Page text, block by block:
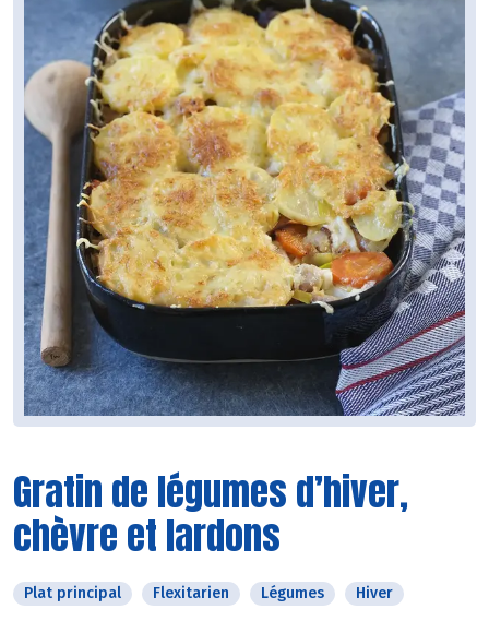
Gratin de légumes d’hiver,
chèvre et lardons
Plat principal Flexitarien Légumes Hiver